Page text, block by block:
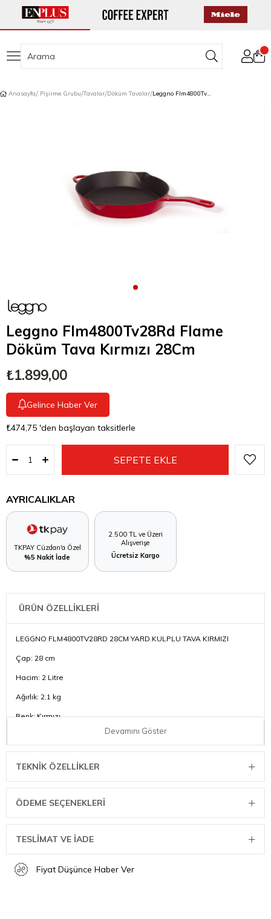
Anasayfa Pişirme Grubu Tavalar Döküm Tavalar Leggno Flm4800Tv28Rd Flame Döküm Tava Kırmızı 28Cm
Leggno Flm4800Tv28Rd Flame
Döküm Tava Kırmızı 28Cm
₺1.899,00
Gelince Haber Ver
₺474,75 'den başlayan taksitlerle
AYRICALIKLAR
TKPAY Cüzdan'a Özel
%5 Nakit İade
2.500 TL ve Üzeri
Alışverişe
Ücretsiz Kargo
ÜRÜN ÖZELLİKLERİ
LEGGNO FLM4800TV28RD 28CM YARD.KULPLU TAVA KIRMIZI
Çap: 28 cm
Hacim: 2 Litre
Ağırlık: 2,1 kg
Renk: Kırmızı
Devamını Göster
TEKNIK ÖZELLIKLER
ÖDEME SEÇENEKLERI
TESLİMAT VE İADE
Fiyat Düşünce Haber Ver